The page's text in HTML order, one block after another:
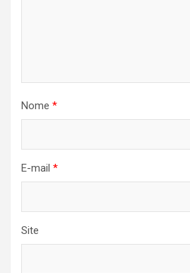
Nome *
E-mail *
Site